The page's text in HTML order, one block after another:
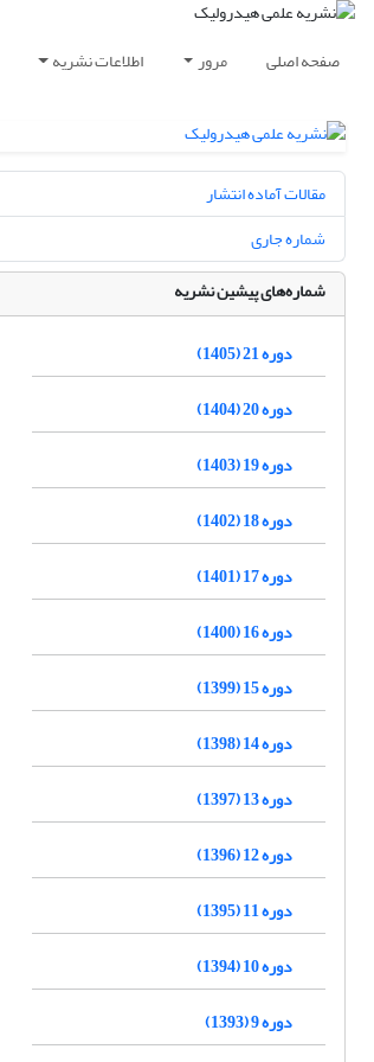
صفحه اصلی مرور اطلاعات نشریه
مقالات آماده انتشار
شماره جاری
شماره‌های پیشین نشریه
دوره 21 (1405)
دوره 20 (1404)
دوره 19 (1403)
دوره 18 (1402)
دوره 17 (1401)
دوره 16 (1400)
دوره 15 (1399)
دوره 14 (1398)
دوره 13 (1397)
دوره 12 (1396)
دوره 11 (1395)
دوره 10 (1394)
دوره 9 (1393)